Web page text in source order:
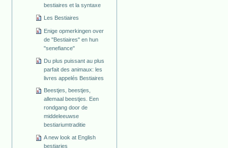
bestiaires et la syntaxe
Les Bestiaires
Enige opmerkingen over
de "Bestiaires" en hun
"senefiance"
Du plus puissant au plus
parfait des animaux: les
livres appelés Bestiaires
Beestjes, beestjes,
allemaal beestjes. Een
rondgang door de
middeleeuwse
bestiariumtraditie
A new look at English
bestiaries